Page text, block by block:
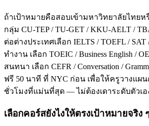
ถ้าเป้าหมายคือสอบเข้ามหาวิทยาลัยไทยห
กลุ่ม CU-TEP / TU-GET / KKU-AELT /
ต่อต่างประเทศเลือก IELTS / TOEFL / SAT
ทำงาน เลือก TOEIC / Business English /
สนทนา เลือก CEFR / Conversation /
ฟรี 50 นาที ที่ NYC ก่อน เพื่อให้ครูวางแผ
ชั่วโมงที่แม่นที่สุด — ไม่ต้องเดาระดับตัวเอ
เลือกคอร์สยังไงให้ตรงเป้าหมายจริง